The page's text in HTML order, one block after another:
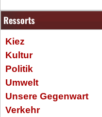
Ressorts
Kiez
Kultur
Politik
Umwelt
Unsere Gegenwart
Verkehr